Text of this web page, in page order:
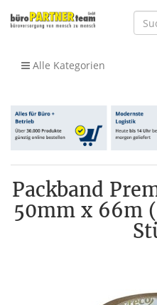
Alle Kategorien
Packband
50mm x 66m